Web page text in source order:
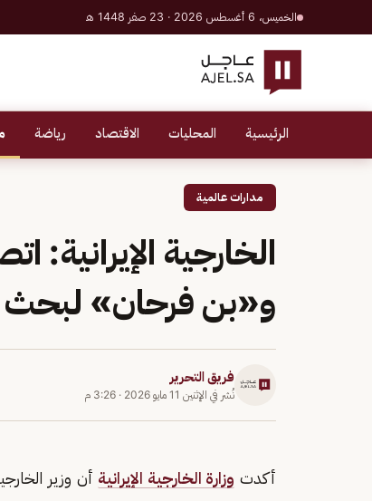
الخميس، 6 أغسطس 2026 · 23 صفر 1448 هـ
الرئيسية المحليات الاقتصاد رياضة
مدارات عالمية
الخارجية
و«بن فرحان» لبحث
فريق التحرير
نُشر في الإثنين 11 مايو 2026 · 3:26 م
أكدت وزارة الخارجية الإيرانية أن وزير